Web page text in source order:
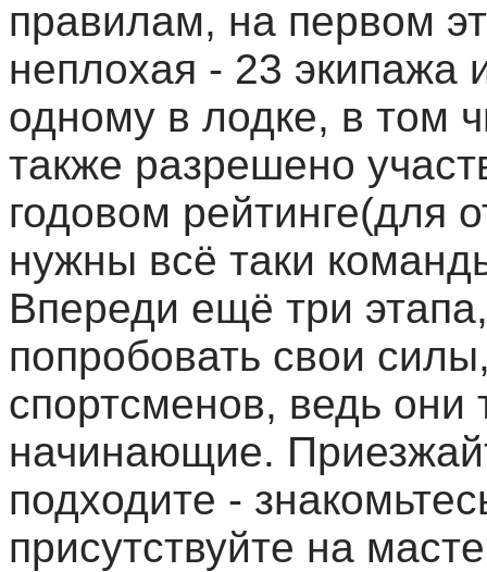
правилам, на первом
неплохая - 23 экипажа
одному в лодке, в том
также разрешено
годовом рейтинге(для
нужны всё таки
Впереди ещё три
попробовать свои
спортсменов, ведь они
начинающие.
подходите -
присутствуйте на